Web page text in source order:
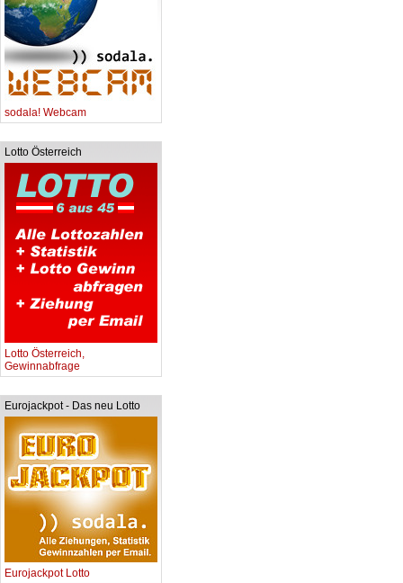
sodala! Webcam
Lotto Österreich
Lotto Österreich,
Gewinnabfrage
Eurojackpot - Das neu Lotto
Eurojackpot Lotto